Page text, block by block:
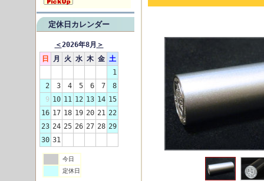
定休日カレンダー
＜2026年8月 ＞
日
月 火 水 木 金 土
1
2
3 4 5 6 7
8
9 10 11 12 13 14 15
16 17 18 19 20 21 22
23 24 25 26 27 28 29
30 31
今日
定休日